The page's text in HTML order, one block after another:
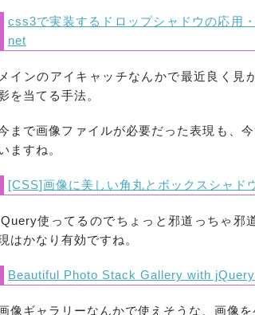
css3で実装するドロップシャドウの応用
net
メインのアイキャッチなんかで最近良く見
を当てる手法。
まで画像ファイルが必要だった表現も、
ますね。
[CSS]画像に美しい角丸とボックスシャド
使ってるのでちょっと邪道っちゃ邪
はかなり有効ですね。
Beautiful Photo Stack Gallery with
像ギャラリーなんかで使えそうな、画像